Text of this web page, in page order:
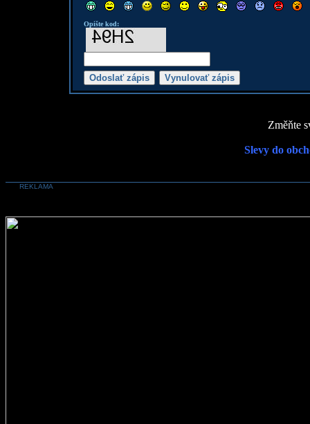
Opište kod:
Změňte
Slevy do
REKLAMA